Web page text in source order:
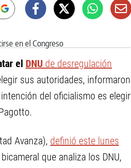
el DNU de desregulación
sus autoridades, informaron
del oficialismo es elegir
Avanza), definió este lunes
que analiza los DNU,